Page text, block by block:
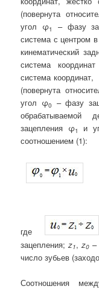
(повернута
угол φ1 – фазу
система с центром
кинематический
система
система
(повернута
угол φ0
– фазу
обрабатываемой
зацепления φ1 и
соотношением (1):
где
зацепления;z1,z0 –
число зубьев
Соотношения